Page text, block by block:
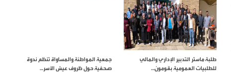
طلبة ماستر التدبير الإداري والمالي
للطلبيات العمومية بقومون…
جمعية المواطنة والمساواة تنظم ندوة
صحفية حول ظروف عيش الأسر…